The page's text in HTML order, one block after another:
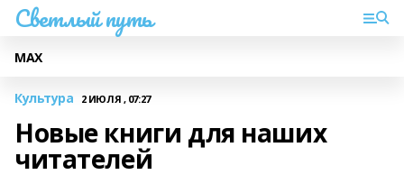
Светлый путь
МАХ
Культура 2 ИЮЛЯ , 07:27
Новые книги для наших
читателей